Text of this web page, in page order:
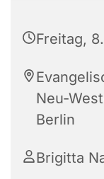
Freitag,
Neu-
Berlin
Brigitta